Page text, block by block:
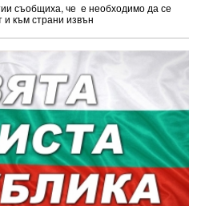
съобщиха, че е необходимо да се
и към страни извън